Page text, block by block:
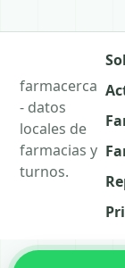
farmacerca
- datos
locales de
farmacias y
turnos.